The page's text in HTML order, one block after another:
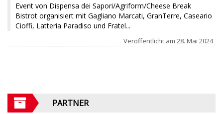
Event von Dispensa dei Sapori/Agriform/Cheese Break
Bistrot organisiert mit Gagliano Marcati, GranTerre, Caseario
Cioffi, Latteria Paradiso und Fratel...
Veröffentlicht am 28. Mai 2024
PARTNER